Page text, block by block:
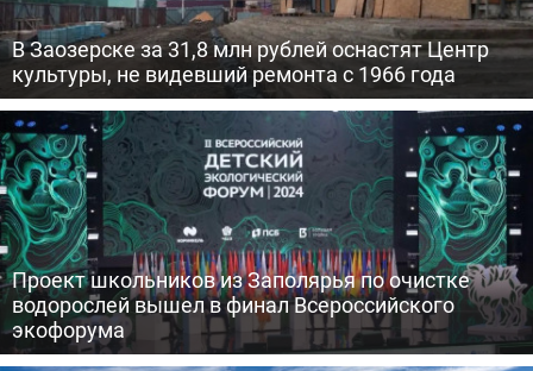
В Заозерске за 31,8 млн рублей оснастят Центр
культуры, не видевший ремонта с 1966 года
Проект школьников из Заполярья по очистке
водорослей вышел в финал Всероссийского
экофорума